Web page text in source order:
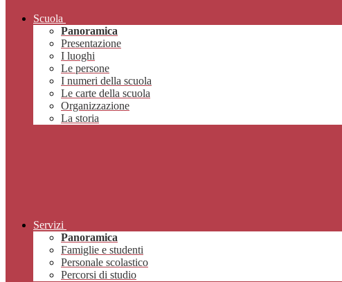
Scuola
Panoramica
Presentazione
I luoghi
Le persone
I numeri della scuola
Le carte della scuola
Organizzazione
La storia
Servizi
Panoramica
Famiglie e studenti
Personale scolastico
Percorsi di studio